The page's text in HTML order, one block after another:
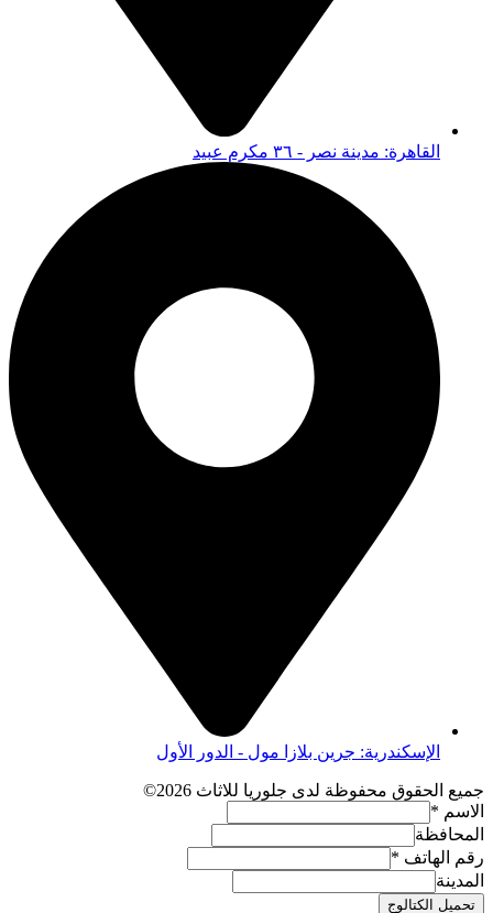
القاهرة: مدينة نصر - ٣٦ مكرم عبيد
الإسكندرية: جرين بلازا مول - الدور الأول
جميع الحقوق محفوظة لدى جلوريا للاثاث 2026©
الاسم *
المحافظة
رقم الهاتف *
المدينة
تحميل الكتالوج